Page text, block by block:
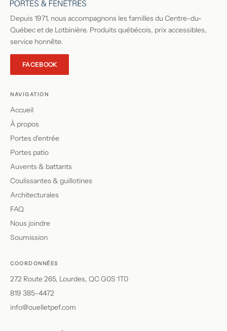
Depuis 1971, nous accompagnons les familles du Centre-du-
Québec et de Lotbinière. Produits québécois, prix accessibles,
service honnête.
FACEBOOK
NAVIGATION
Accueil
À propos
Portes d'entrée
Portes patio
Auvents & battants
Coulissantes & guillotines
Architecturales
FAQ
Nous joindre
Soumission
COORDONNÉES
272 Route 265, Lourdes, QC G0S 1T0
819 385-4472
info@ouelletpef.com